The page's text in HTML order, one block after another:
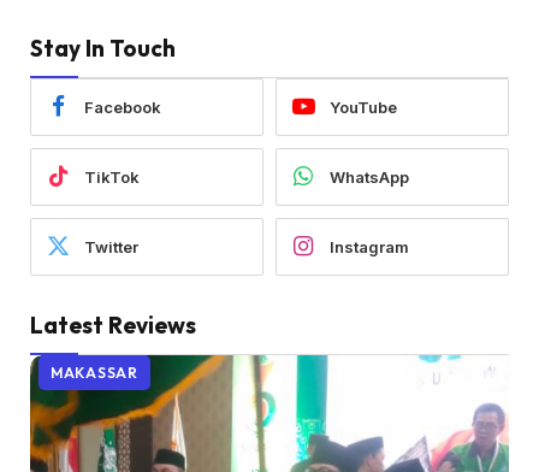
Stay In Touch
Facebook YouTube
TikTok WhatsApp
Twitter Instagram
Latest Reviews
MAKASSAR